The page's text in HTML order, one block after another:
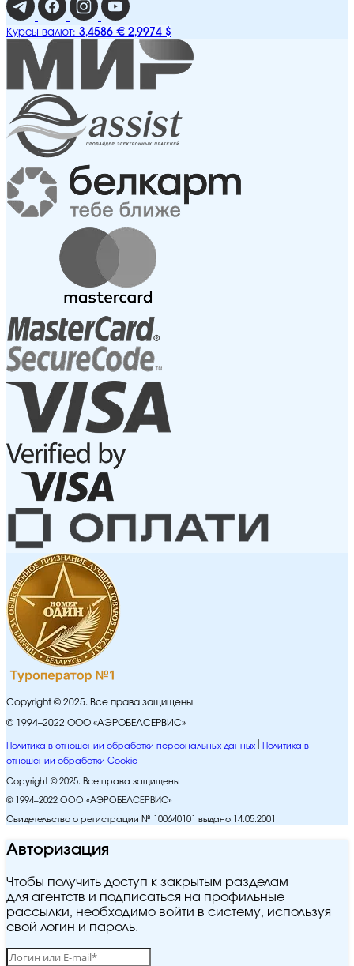
Курсы валют: 3,4586 € 2,9974 $
Copyright © 2025. Все права защищены
© 1994–2022 ООО «АЭРОБЕЛСЕРВИС»
Политика в отношении обработки персональных данных
Политика в
отношении обработки Cookie
Copyright © 2025. Все права защищены
© 1994–2022 ООО «АЭРОБЕЛСЕРВИС»
Свидетельство о регистрации № 100640101 выдано 14.05.2001
Авторизация
Чтобы получить доступ к закрытым разделам
для агентств и подписаться на профильные
рассылки, необходимо войти в систему, используя
свой логин и пароль.